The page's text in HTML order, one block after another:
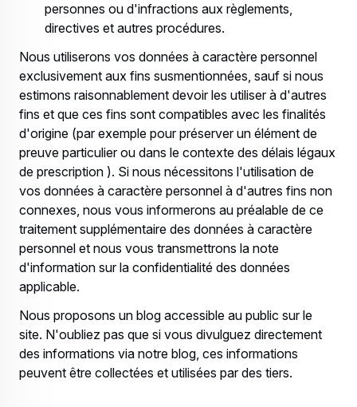
personnes ou d'infractions aux règlements,
directives et autres procédures.
Nous utiliserons vos données à caractère personnel
exclusivement aux fins susmentionnées, sauf si nous
estimons raisonnablement devoir les utiliser à d'autres
fins et que ces fins sont compatibles avec les finalités
d'origine (par exemple pour préserver un élément de
preuve particulier ou dans le contexte des délais légaux
de prescription ). Si nous nécessitons l'utilisation de
vos données à caractère personnel à d'autres fins non
connexes, nous vous informerons au préalable de ce
traitement supplémentaire des données à caractère
personnel et nous vous transmettrons la note
d'information sur la confidentialité des données
applicable.
Nous proposons un blog accessible au public sur le
site. N'oubliez pas que si vous divulguez directement
des informations via notre blog, ces informations
peuvent être collectées et utilisées par des tiers.